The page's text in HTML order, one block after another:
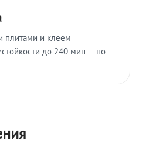
плитами и клеем
до 240 мин — по